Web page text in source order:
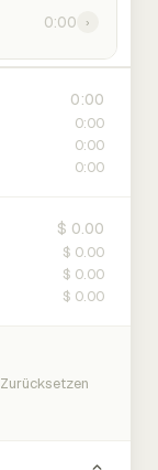
0:00 ›
0:00
0:00
0:00
0:00
$ 0.00
$ 0.00
$ 0.00
$ 0.00
Zurücksetzen